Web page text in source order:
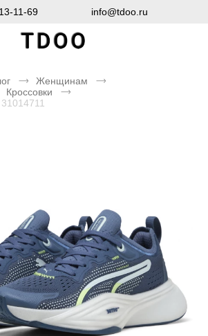
11-69 info@tdoo.ru
Женщинам
Кроссовки